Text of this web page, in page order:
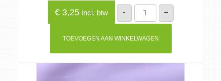
€3,25 incl. btw -
Mokka
crème
progresje
+
TOEVOEGEN AAN WINKELWAGEN